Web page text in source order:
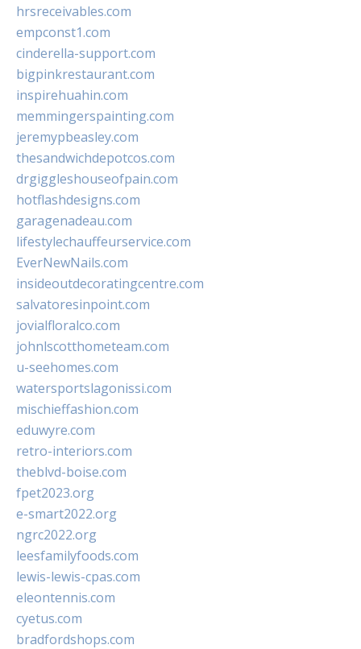
hrsreceivables.com
empconst1.com
cinderella-support.com
bigpinkrestaurant.com
inspirehuahin.com
memmingerspainting.com
jeremypbeasley.com
thesandwichdepotcos.com
drgiggleshouseofpain.com
hotflashdesigns.com
garagenadeau.com
lifestylechauffeurservice.com
EverNewNails.com
insideoutdecoratingcentre.com
salvatoresinpoint.com
jovialfloralco.com
johnlscotthometeam.com
u-seehomes.com
watersportslagonissi.com
mischieffashion.com
eduwyre.com
retro-interiors.com
theblvd-boise.com
fpet2023.org
e-smart2022.org
ngrc2022.org
leesfamilyfoods.com
lewis-lewis-cpas.com
eleontennis.com
cyetus.com
bradfordshops.com